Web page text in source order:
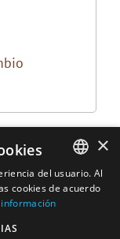
ENGLISH
×
del usuario. Al
cookies de acuerdo